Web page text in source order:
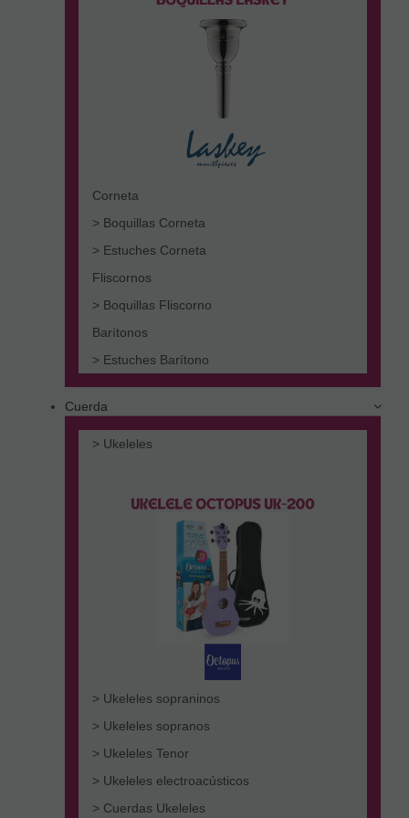
Corneta
> Boquillas Corneta
> Estuches Corneta
Fliscornos
> Boquillas Fliscorno
Barítonos
> Estuches Barítono
Cuerda
> Ukeleles
> Ukeleles sopraninos
> Ukeleles sopranos
> Ukeleles Tenor
> Ukeleles electroacústicos
> Cuerdas Ukeleles